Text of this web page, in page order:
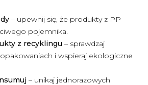
– upewnij się, że produkty z PP
pojemnika.
z recyklingu – sprawdzaj
i wspieraj ekologiczne
– unikaj jednorazowych